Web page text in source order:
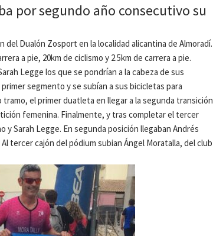
por segundo año consecutivo su
del Dualón Zosport en la localidad alicantina de Almoradí.
a pie, 20km de ciclismo y 2.5km de carrera a pie.
Legge los que se pondrían a la cabeza de sus
segmento y se subían a sus bicicletas para
el primer duatleta en llegar a la segunda transición
femenina. Finalmente, y tras completar el tercer
y Sarah Legge. En segunda posición llegaban Andrés
tercer cajón del pódium subian Ángel Moratalla, del club